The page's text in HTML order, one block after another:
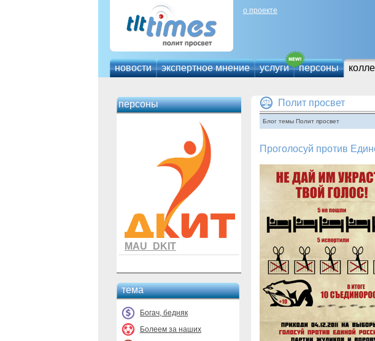
о проекте
новости экспертное мнение услуги персоны
персоны
MAU_DKIT
тема
Богач, бедняк
Болеем за наших
Полит просвет
Блог темы Полит просвет
Проголосуй против